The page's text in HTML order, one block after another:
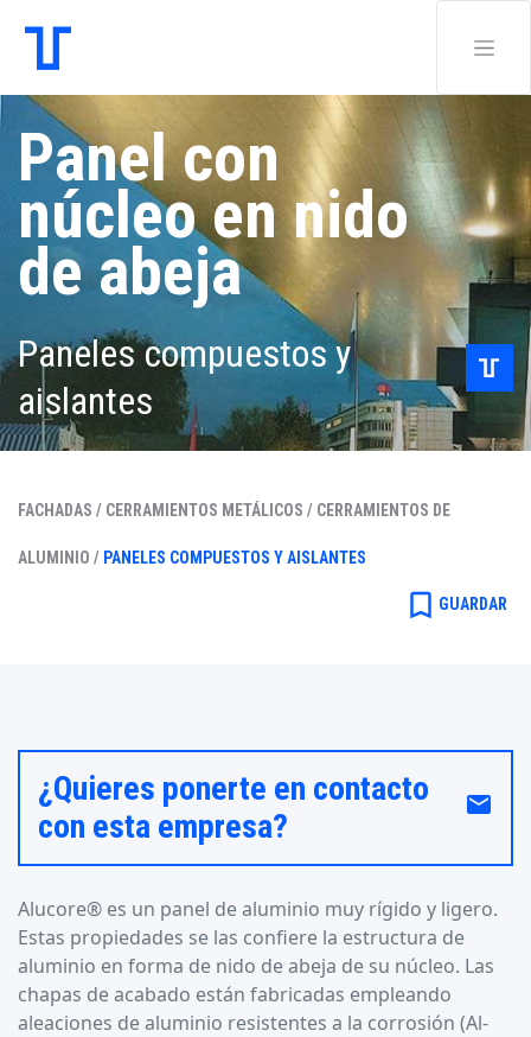
Panel con
núcleo en nido
de abeja
Paneles compuestos y
aislantes
FACHADAS / CERRAMIENTOS METÁLICOS / CERRAMIENTOS DE
ALUMINIO / PANELES COMPUESTOS Y AISLANTES
bookmark_border GUARDAR
¿Quieres ponerte en contacto
con esta empresa?
email
Alucore® es un panel de aluminio muy rígido y ligero.
Estas propiedades se las confiere la estructura de
aluminio en forma de nido de abeja de su núcleo. Las
chapas de acabado están fabricadas empleando
aleaciones de aluminio resistentes a la corrosión (Al-